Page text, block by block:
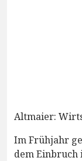
Altmaier:
Im Frühjahr
dem Einbruch